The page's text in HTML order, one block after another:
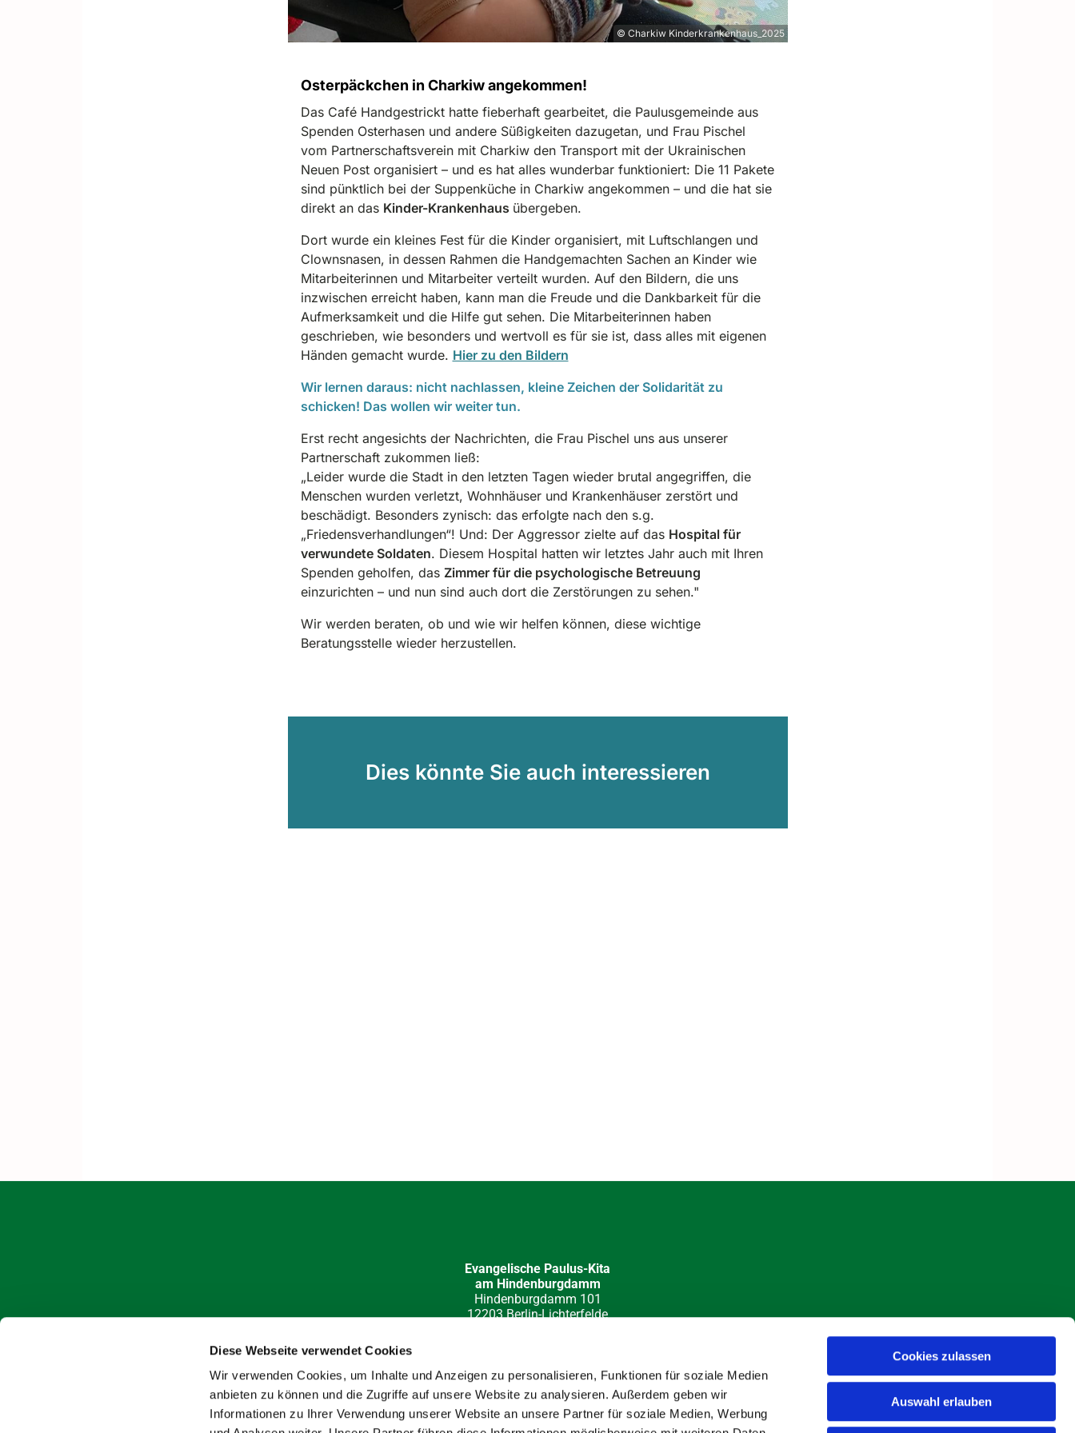
Diese Webseite verwendet Cookies
Wir verwenden Cookies, um Inhalte und Anzeigen zu personalisieren, Funktionen für soziale Medien
anbieten zu können und die Zugriffe auf unsere Website zu analysieren. Außerdem geben wir
Informationen zu Ihrer Verwendung unserer Website an unsere Partner für soziale Medien, Werbung
Cookies zulassen
Auswahl erlauben
© Charkiw Kinderkrankenhaus_2025
Osterpäckchen in Charkiw angekommen!
Das Café Handgestrickt hatte fieberhaft gearbeitet, die Paulusgemeinde aus
Spenden Osterhasen und andere Süßigkeiten dazugetan, und Frau Pischel
vom Partnerschaftsverein mit Charkiw den Transport mit der Ukrainischen
Neuen Post organisiert – und es hat alles wunderbar funktioniert: Die 11 Pakete
sind pünktlich bei der Suppenküche in Charkiw angekommen – und die hat sie
direkt an das Kinder-Krankenhaus übergeben.
Dort wurde ein kleines Fest für die Kinder organisiert, mit Luftschlangen und
Clownsnasen, in dessen Rahmen die Handgemachten Sachen an Kinder wie
Mitarbeiterinnen und Mitarbeiter verteilt wurden. Auf den Bildern, die uns
inzwischen erreicht haben, kann man die Freude und die Dankbarkeit für die
Aufmerksamkeit und die Hilfe gut sehen. Die Mitarbeiterinnen haben
geschrieben, wie besonders und wertvoll es für sie ist, dass alles mit eigenen
Händen gemacht wurde. Hier zu den Bildern
Wir lernen daraus: nicht nachlassen, kleine Zeichen der Solidarität zu
schicken! Das wollen wir weiter tun.
Erst recht angesichts der Nachrichten, die Frau Pischel uns aus unserer
Partnerschaft zukommen ließ:
„Leider wurde die Stadt in den letzten Tagen wieder brutal angegriffen, die
Menschen wurden verletzt, Wohnhäuser und Krankenhäuser zerstört und
beschädigt. Besonders zynisch: das erfolgte nach den s.g.
„Friedensverhandlungen“! Und: Der Aggressor zielte auf das Hospital für
verwundete Soldaten. Diesem Hospital hatten wir letztes Jahr auch mit Ihren
Spenden geholfen, das Zimmer für die psychologische Betreuung
einzurichten – und nun sind auch dort die Zerstörungen zu sehen."
Wir werden beraten, ob und wie wir helfen können, diese wichtige
Beratungsstelle wieder herzustellen.
Dies könnte Sie auch interessieren
Evangelische Paulus-Kita
am Hindenburgdamm
Hindenburgdamm 101
12203 Berlin-Lichterfelde
online-Redaktion: Katja Barloschky; Fotos: Hans Werner Müller, Klaus Böse